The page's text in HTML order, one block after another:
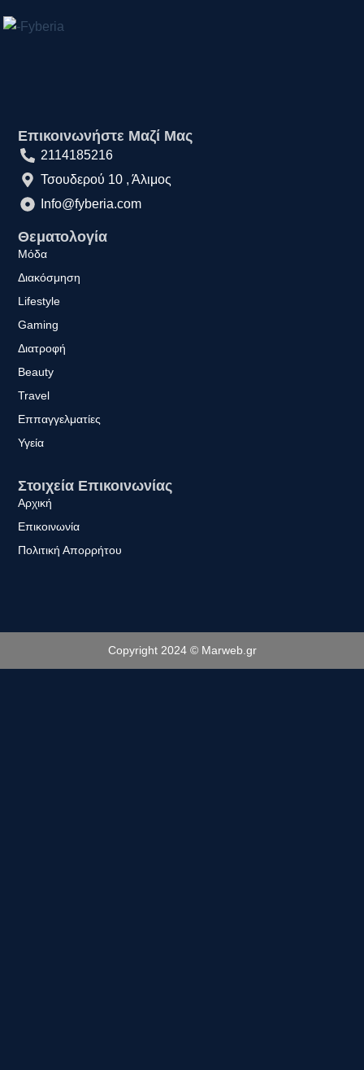
Θεματολογία
Μόδα
Διακόσμηση
Lifestyle
Gaming
Διατροφή
Beauty
Travel
Εππαγγελματίες
Υγεία
Στοιχεία Επικοινωνίας
Αρχική
Επικοινωνία
Πολιτική Απορρήτου
Επικοινωνήστε Μαζί Μας
2114185216
Τσουδερού 10 , Άλιμος
Info@fyberia.com
Copyright 2024 © Marweb.gr